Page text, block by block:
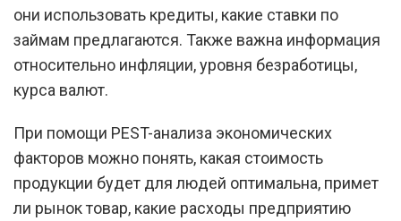
они использовать кредиты, какие ставки по
займам предлагаются. Также важна информация
относительно инфляции, уровня безработицы,
курса валют.
При помощи PEST-анализа экономических
факторов можно понять, какая стоимость
продукции будет для людей оптимальна, примет
ли рынок товар, какие расходы предприятию